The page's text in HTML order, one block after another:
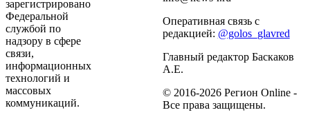
зарегистрировано
Федеральной
службой по
надзору в сфере
связи,
информационных
технологий и
массовых
коммуникаций.
Оперативная связь с
редакцией: @golos_glavred
Главный редактор Баскаков
А.Е.
© 2016-2026 Регион Online -
Все права защищены.